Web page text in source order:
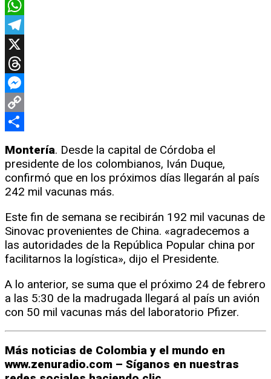
Email
WhatsApp
Telegram
X
Threads
Messenger
Copy
Montería. Desde la capital de Córdoba el
presidente de los colombianos, Iván Duque,
confirmó que en los próximos días llegarán al país
242 mil vacunas más.
Este fin de semana se recibirán 192 mil vacunas de
Sinovac provenientes de China. «agradecemos a
las autoridades de la República Popular china por
facilitarnos la logística», dijo el Presidente.
A lo anterior, se suma que el próximo 24 de febrero
a las 5:30 de la madrugada llegará al país un avión
con 50 mil vacunas más del laboratorio Pfizer.
Más noticias de Colombia y el mundo en
www.zenuradio.com – Síganos en nuestras